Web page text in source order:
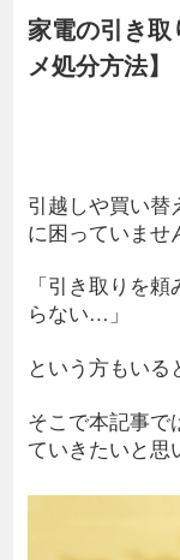
家電の引き取
メ処分方法】
引越しや買い替
に困っていませ
「引き取りを
らない…」
という方もいる
そこで本記事で
ていきたいと思